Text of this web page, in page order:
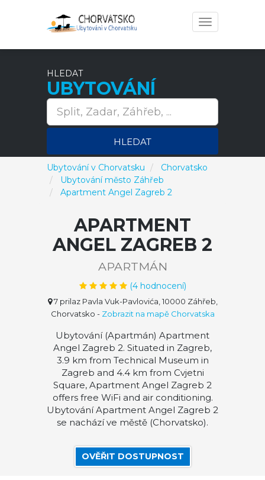
Toggle
navigation
HLEDAT
UBYTOVÁNÍ
HLEDAT
Ubytování v Chorvatsku
Chorvatsko
Ubytování město Záhřeb
Apartment Angel Zagreb 2
APARTMENT
ANGEL ZAGREB 2
APARTMÁN
(4hodnocení)
7 prilaz Pavla Vuk-Pavlovića, 10000 Záhřeb,
Chorvatsko - Zobrazit na mapě Chorvatska
Ubytování (Apartmán) Apartment
Angel Zagreb 2. Situated in Zagreb,
3.9 km from Technical Museum in
Zagreb and 4.4 km from Cvjetni
Square, Apartment Angel Zagreb 2
offers free WiFi and air conditioning.
Ubytování Apartment Angel Zagreb 2
se nachází ve městě (Chorvatsko).
OVĚŘIT DOSTUPNOST